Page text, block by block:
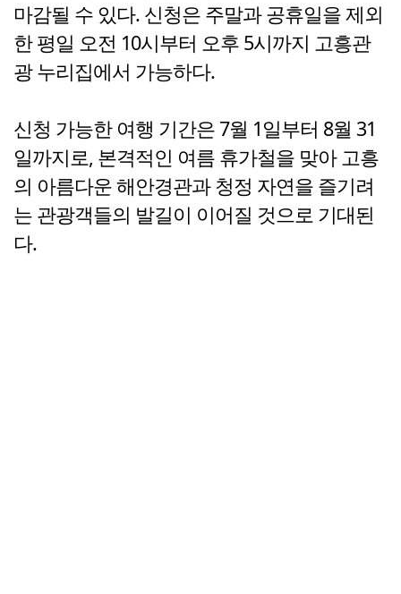
마감될 수 있다. 신청은 주말과 공휴일을 제외
한 평일 오전 10시부터 오후 5시까지 고흥관
광 누리집에서 가능하다.
신청 가능한 여행 기간은 7월 1일부터 8월 31
일까지로, 본격적인 여름 휴가철을 맞아 고흥
의 아름다운 해안경관과 청정 자연을 즐기려
는 관광객들의 발길이 이어질 것으로 기대된
다.